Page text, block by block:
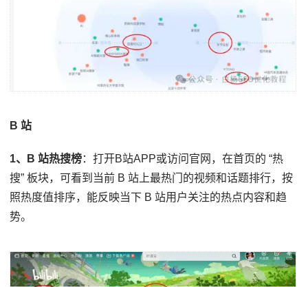
B 站
1、B 站热搜榜：打开B站APP或访问官网，在首页的 “热
搜” 板块，可看到当前 B 站上最热门的视频和话题排行，按
照热度值排序，能反映当下 B 站用户关注的热点内容和趋
势。